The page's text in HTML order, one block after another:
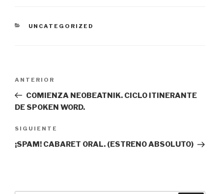
CATEGORÍAS
UNCATEGORIZED
entradas
Entrada
anterior:
ANTERIOR
COMIENZA NEOBEATNIK. CICLO ITINERANTE
DE SPOKEN WORD.
Siguiente
entrada
SIGUIENTE
¡SPAM! CABARET ORAL. (ESTRENO ABSOLUTO)